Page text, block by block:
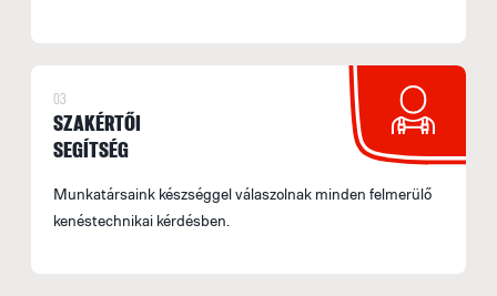
03
SZAKÉRTŐI
SEGÍTSÉG
Munkatársaink készséggel válaszolnak minden felmerülő
kenéstechnikai kérdésben.